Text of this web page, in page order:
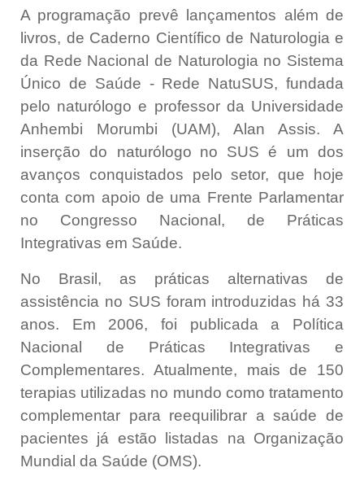
A programação prevê lançamentos além de
livros, de Caderno Científico de Naturologia e
da Rede Nacional de Naturologia no Sistema
Único de Saúde - Rede NatuSUS, fundada
pelo naturólogo e professor da Universidade
Anhembi Morumbi (UAM), Alan Assis. A
inserção do naturólogo no SUS é um dos
avanços conquistados pelo setor, que hoje
conta com apoio de uma Frente Parlamentar
no Congresso Nacional, de Práticas
Integrativas em Saúde.
No Brasil, as práticas alternativas de
assistência no SUS foram introduzidas há 33
anos. Em 2006, foi publicada a Política
Nacional de Práticas Integrativas e
Complementares. Atualmente, mais de 150
terapias utilizadas no mundo como tratamento
complementar para reequilibrar a saúde de
pacientes já estão listadas na Organização
Mundial da Saúde (OMS).